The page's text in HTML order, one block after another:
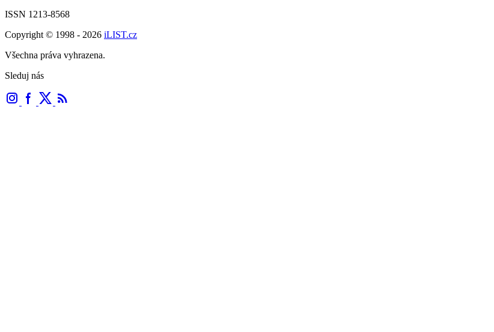
ISSN 1213-8568
Copyright © 1998 - 2026 iLIST.cz
Všechna práva vyhrazena.
Sleduj nás